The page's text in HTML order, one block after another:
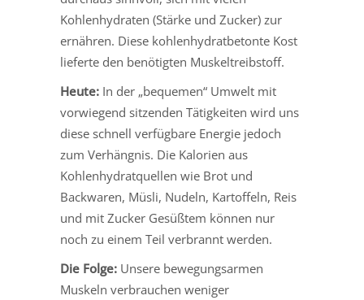
Kohlenhydraten (Stärke und Zucker) zur
ernähren. Diese kohlenhydratbetonte Kost
lieferte den benötigten Muskeltreibstoff.
Heute: In der „bequemen“ Umwelt mit
vorwiegend sitzenden Tätigkeiten wird uns
diese schnell verfügbare Energie jedoch
zum Verhängnis. Die Kalorien aus
Kohlenhydratquellen wie Brot und
Backwaren, Müsli, Nudeln, Kartoffeln, Reis
und mit Zucker Gesüßtem können nur
noch zu einem Teil verbrannt werden.
Die Folge: Unsere bewegungsarmen
Muskeln verbrauchen weniger